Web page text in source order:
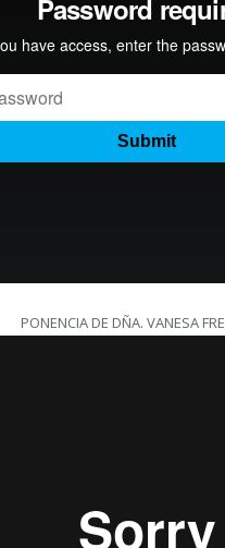
PONENCIA DE DÑA. VANESA